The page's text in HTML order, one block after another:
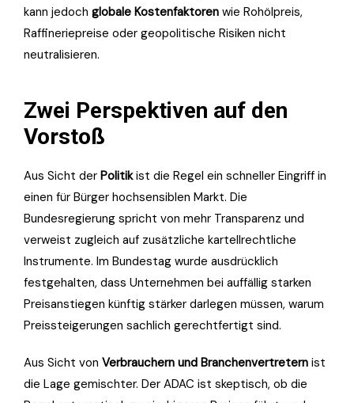
kann jedoch globale Kostenfaktoren wie Rohölpreis,
Raffineriepreise oder geopolitische Risiken nicht
neutralisieren.
Zwei Perspektiven auf den
Vorstoß
Aus Sicht der Politikist die Regel ein schneller Eingriff in
einen für Bürger hochsensiblen Markt. Die
Bundesregierung spricht von mehr Transparenz und
verweist zugleich auf zusätzliche kartellrechtliche
Instrumente. Im Bundestag wurde ausdrücklich
festgehalten, dass Unternehmen bei auffällig starken
Preisanstiegen künftig stärker darlegen müssen, warum
Preissteigerungen sachlich gerechtfertigt sind.
Aus Sicht von Verbrauchern und Branchenvertretern ist
die Lage gemischter. Der ADAC ist skeptisch, ob die